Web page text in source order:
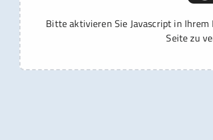
Bitte aktivieren Sie Javascript in
Seite zu